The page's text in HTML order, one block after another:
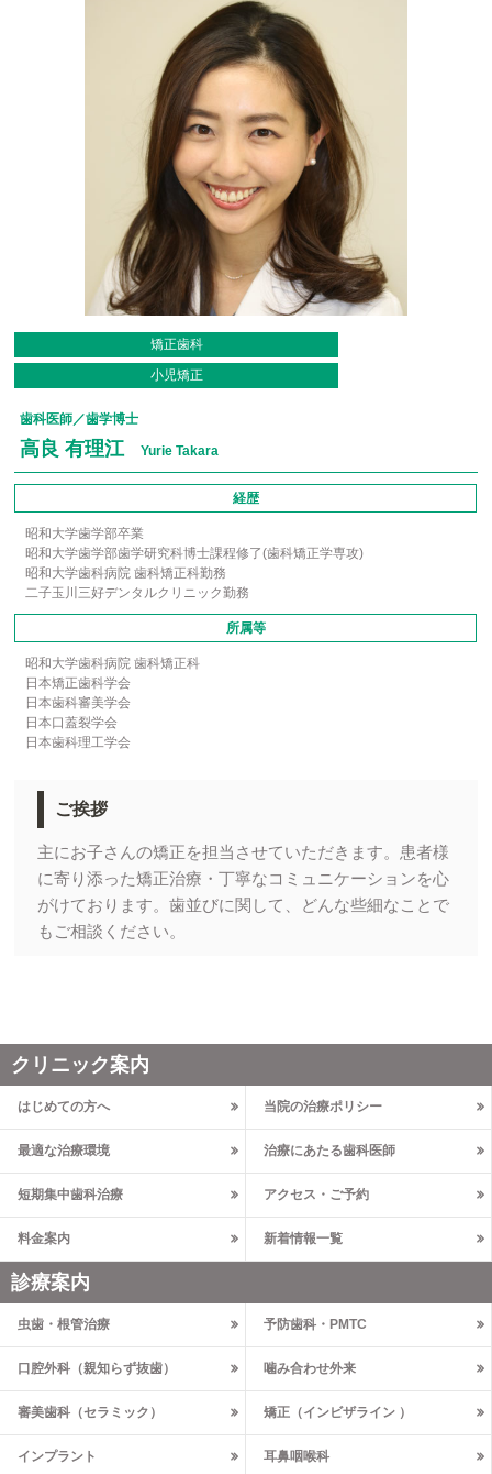
矯正歯科
小児矯正
歯科医師／歯学博士
高良 有理江 Yurie Takara
経歴
昭和大学歯学部卒業
昭和大学歯学部歯学研究科博士課程修了(歯科矯正学専攻)
昭和大学歯科病院 歯科矯正科勤務
二子玉川三好デンタルクリニック勤務
所属等
昭和大学歯科病院 歯科矯正科
日本矯正歯科学会
日本歯科審美学会
日本口蓋裂学会
日本歯科理工学会
ご挨拶
主にお子さんの矯正を担当させていただきます。患者様
に寄り添った矯正治療・丁寧なコミュニケーションを心
がけております。歯並びに関して、どんな些細なことで
もご相談ください。
クリニック案内
はじめての方へ 当院の治療ポリシー
最適な治療環境 治療にあたる歯科医師
短期集中歯科治療 アクセス・ご予約
料金案内 新着情報一覧
診療案内
虫歯・根管治療 予防歯科・PMTC
口腔外科（親知らず抜歯） 噛み合わせ外来
審美歯科（セラミック） 矯正（インビザライン ）
インプラント 耳鼻咽喉科